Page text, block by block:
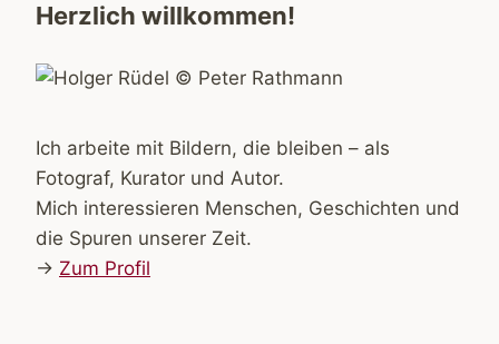
Herzlich willkommen!
Ich arbeite mit Bildern, die bleiben – als
Fotograf, Kurator und Autor.
Mich interessieren Menschen, Geschichten und
die Spuren unserer Zeit.
→ Zum Profil